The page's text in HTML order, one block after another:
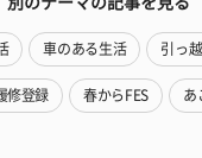
車のある生活 引っ
修登録 春からFES あ